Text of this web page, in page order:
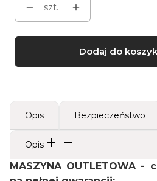
szt.
Dodaj do
Opis Bezpieczeństwo
Opis
MASZYNA OUTLETOWA -